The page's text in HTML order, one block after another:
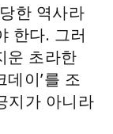
한 역사라
한다. 그러
운 초라한
이’를 조
지가 아니라